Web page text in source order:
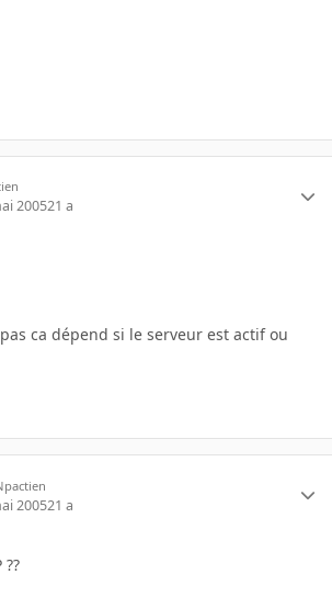
200521 a
ca dépend si le serveur est actif ou
200521 a